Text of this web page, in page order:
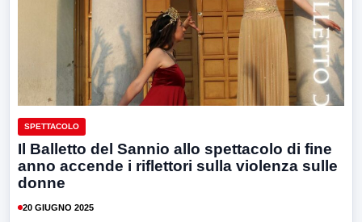
SPETTACOLO
Il Balletto del Sannio allo spettacolo di fine
anno accende i riflettori sulla violenza sulle
donne
20 GIUGNO 2025